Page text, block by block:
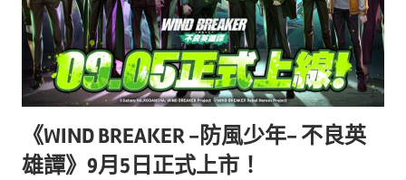
《WIND BREAKER -防風少年- 不良英
雄譚》9月5日正式上市！